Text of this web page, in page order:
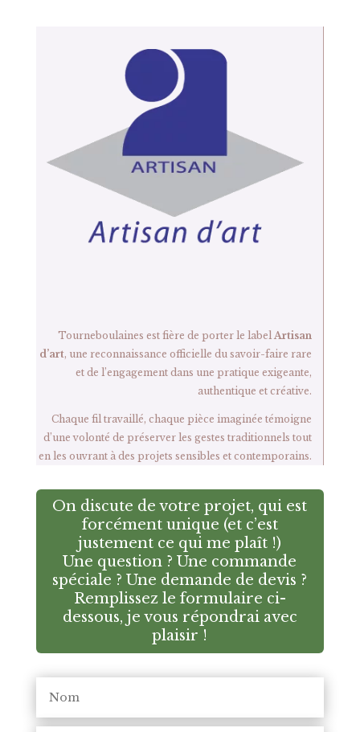
Tourneboulaines est fière de porter le labelArtisan
d’art, une reconnaissance officielle du savoir-faire rare
et de l’engagement dans une pratique exigeante,
authentique et créative.
Chaque fil travaillé, chaque pièce imaginée témoigne
d’une volonté de préserver les gestes traditionnels tout
en les ouvrant à des projets sensibles et contemporains.
On discute de votre projet, qui est
forcément unique (et c’est
justement ce qui me plaît !)
Une question ? Une commande
spéciale ? Une demande de devis ?
Remplissez le formulaire ci-
dessous, je vous répondrai avec
plaisir !